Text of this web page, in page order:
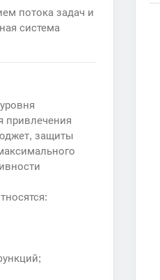
потока задач и
система
привлечения
защиты